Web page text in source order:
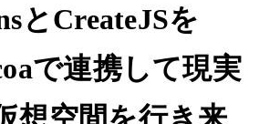
とCreateJSを
で連携して現実